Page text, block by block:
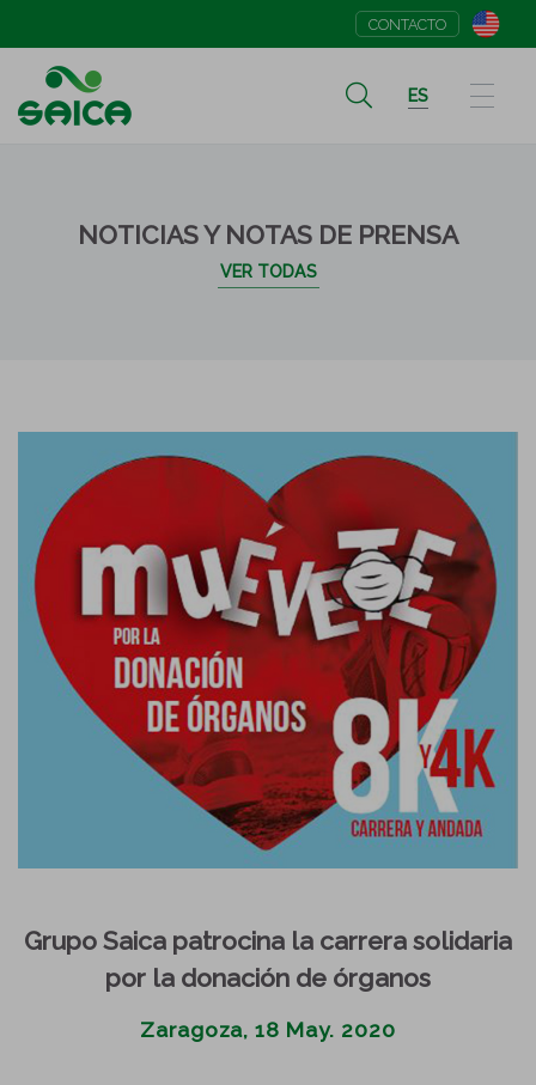
CONTACTO
ES
NOTICIAS Y NOTAS DE PRENSA
VER TODAS
Grupo Saica patrocina la carrera solidaria
por la donación de órganos
Zaragoza, 18 May. 2020